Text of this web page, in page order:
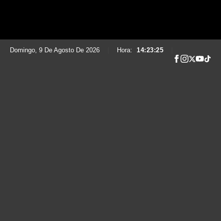
Domingo, 9 De Agosto De 2026 Hora: 14:23:26